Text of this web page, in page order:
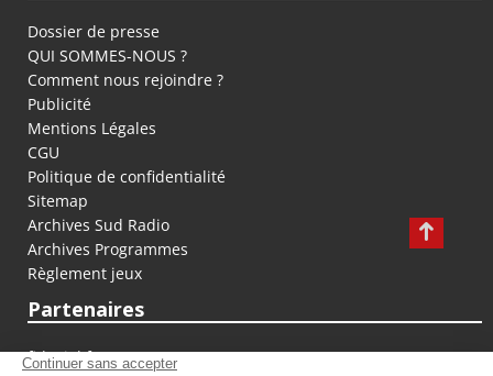
Dossier de presse
QUI SOMMES-NOUS ?
Comment nous rejoindre ?
Publicité
Mentions Légales
CGU
Politique de confidentialité
Sitemap
Archives Sud Radio
Archives Programmes
Règlement jeux
Partenaires
fiducial.fr